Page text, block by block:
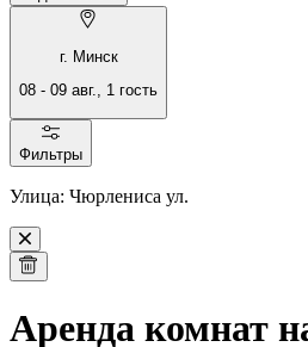
г. Минск
08 - 09 авг., 1 гость
Фильтры
Улица: Чюрлениса ул.
Аренда комнат